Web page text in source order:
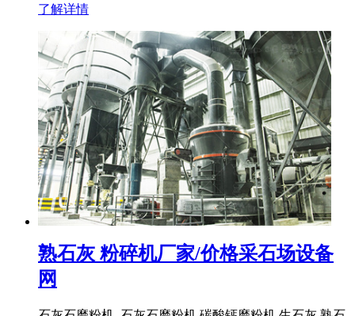
了解详情
熟石灰 粉碎机厂家/价格采石场设备
网